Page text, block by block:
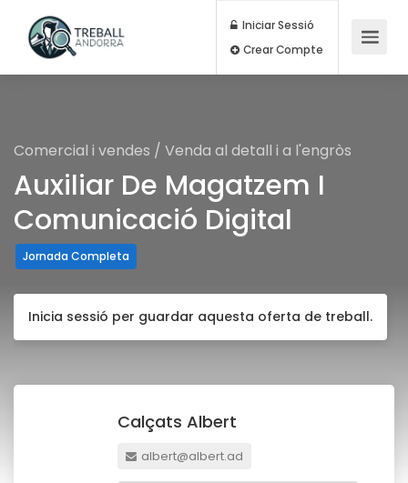
Iniciar Sessió
Crear Compte
Comercial i vendes / Venda al detall i a l'engròs
Auxiliar De Magatzem I
Comunicació Digital
Jornada Completa
Inicia sessió per guardar aquesta oferta de treball.
Calçats Albert
albert@albert.ad